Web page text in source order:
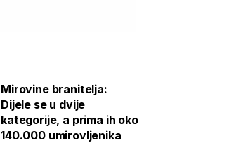
Mirovine branitelja:
Dijele se u dvije
kategorije, a prima ih oko
140.000 umirovljenika